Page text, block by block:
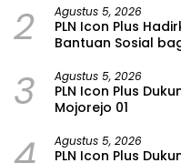
2 Agustus 5, 2026
PLN Icon Plus
Bantuan Sosial
3 Agustus 5, 2026
PLN Icon Plus
Mojorejo 01
Agustus 5, 2026
PLN Icon Plus